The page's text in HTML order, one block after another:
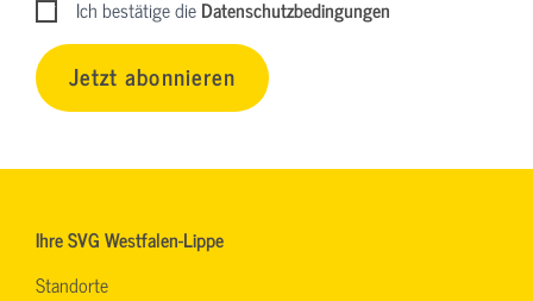
Ich bestätige dieDatenschutzbedingungen
Jetzt abonnieren
Ihre SVG Westfalen-Lippe
Standorte